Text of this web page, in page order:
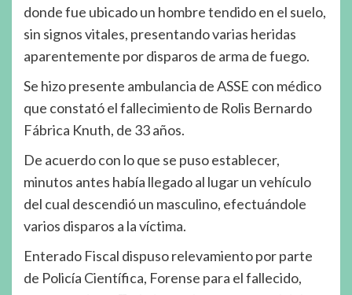
donde fue ubicado un hombre tendido en el suelo,
sin signos vitales, presentando varias heridas
aparentemente por disparos de arma de fuego.
Se hizo presente ambulancia de ASSE con médico
que constató el fallecimiento de Rolis Bernardo
Fábrica Knuth, de 33 años.
De acuerdo con lo que se puso establecer,
minutos antes había llegado al lugar un vehículo
del cual descendió un masculino, efectuándole
varios disparos a la víctima.
Enterado Fiscal dispuso relevamiento por parte
de Policía Científica, Forense para el fallecido,